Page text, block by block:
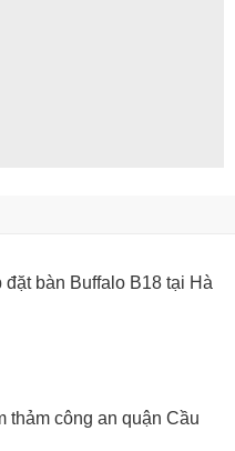
đặt bàn Buffalo B18 tại Hà
thảm công an quận Cầu